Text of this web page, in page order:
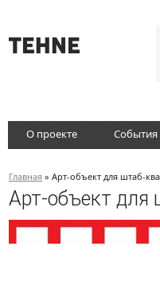
О проекте События
Главная » Арт-объект для штаб-
Арт-объект для